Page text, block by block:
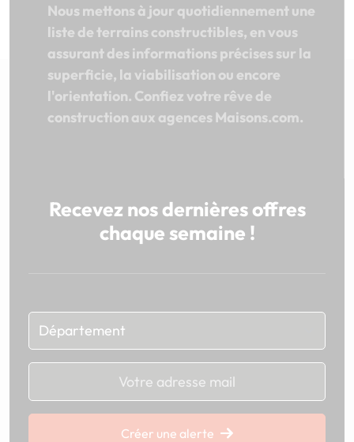
Nous mettons à jour quotidiennement une
liste de terrains constructibles, en vous
assurant des informations précises sur la
superficie, la viabilisation ou encore
l'orientation. Confiez votre rêve de
construction aux agences Maisons.com.
Recevez nos dernières offres
chaque semaine !
Chargement...
Créer une alerte